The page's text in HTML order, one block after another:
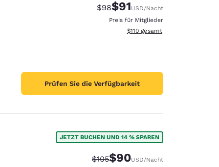
Durchgestrichener Preis:
$98Vergünstigter Preis:
$91USD/Nacht
Preis für Mitglieder
Geschätzte Gesamtdetails
$110 gesamt
Prüfen Sie die Verfügbarkeit
JETZT BUCHEN UND 14 % SPAREN
Durchgestrichener Preis:
$105Vergünstigter Preis:
$90USD/Nacht